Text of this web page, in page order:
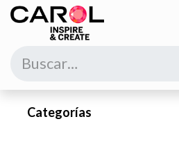
Ir al contenido
Categorías